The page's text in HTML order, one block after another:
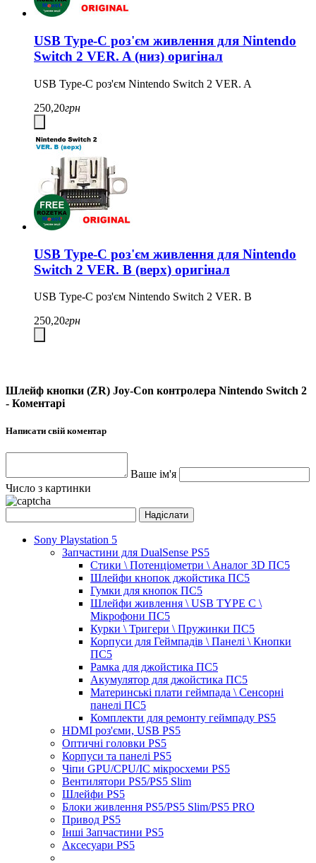
USB Type-C роз'єм живлення для Nintendo
Switch 2 VER. A (низ) оригінал
USB Type-C роз'єм Nintendo Switch 2 VER. A
250,20грн
USB Type-C роз'єм живлення для Nintendo
Switch 2 VER. B (верх) оригінал
USB Type-C роз'єм Nintendo Switch 2 VER. B
250,20грн
Шлейф кнопки (ZR) Joy-Con контролера Nintendo Switch 2
- Коментарі
Написати свій коментар
Ваше ім'я
Число з картинки
Sony Playstation 5
Запчастини для DualSense PS5
Стики \ Потенціометри \ Аналог 3D ПС5
Шлейфи кнопок джойстика ПС5
Гумки для кнопок ПС5
Шлейфи живлення \ USB TYPE C \
Мікрофони ПС5
Курки \ Тригери \ Пружинки ПС5
Корпуси для Геймпадів \ Панелі \ Кнопки
ПС5
Рамка для джойстика ПС5
Акумулятор для джойстика ПС5
Материнські плати геймпада \ Сенсорні
панелі ПС5
Комплекти для ремонту геймпаду PS5
HDMI роз'єми, USB PS5
Оптичні головки PS5
Корпуси та панелі PS5
Чіпи GPU/CPU/IC мікросхеми PS5
Вентилятори PS5/PS5 Slim
Шлейфи PS5
Блоки живлення PS5/PS5 Slim/PS5 PRO
Привод PS5
Інші Запчастини PS5
Аксесуари PS5